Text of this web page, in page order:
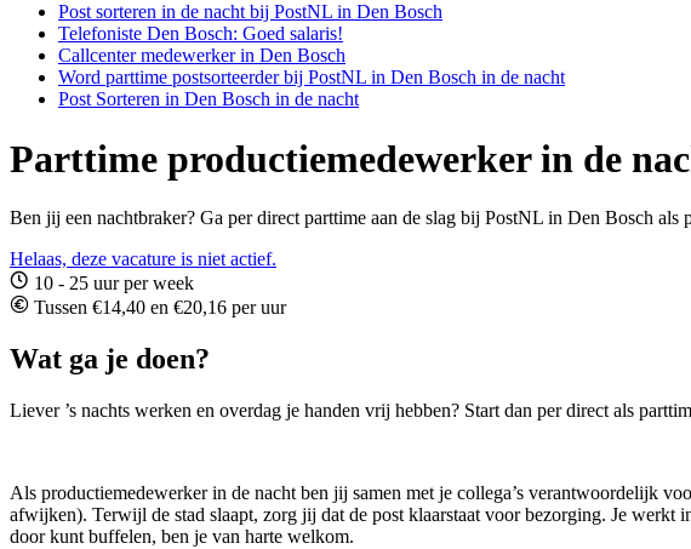
Post sorteren in de nacht bij PostNL in Den Bosch
Telefoniste Den Bosch: Goed salaris!
Callcenter medewerker in Den Bosch
Word parttime postsorteerder bij PostNL in Den Bosch in de nacht
Post Sorteren in Den Bosch in de nacht
Parttime productiemedewerker in de
Ben jij een nachtbraker? Ga per direct parttime aan de slag bij PostNL in Den Bosch
Helaas, deze vacature is niet actief.
10 - 25 uur per week
Tussen €14,40 en €20,16 per uur
Wat ga je doen?
Liever ’s nachts werken en overdag je handen vrij hebben? Start dan per direct als
Als productiemedewerker in de nacht ben jij samen met je collega’s verantwoordelijk
afwijken). Terwijl de stad slaapt, zorg jij dat de post klaarstaat voor bezorging. Je
door kunt buffelen, ben je van harte welkom.